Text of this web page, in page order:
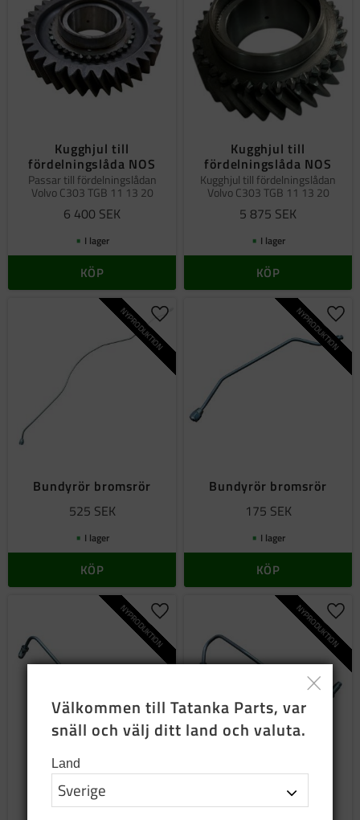
Kugghjul till
fördelningslåda NOS
Passar till fördelningslådan
Volvo C303 TGB 11 13 20
6 400 SEK
I lager
KÖP
Kugghjul till
fördelningslåda NOS
Kugghjul till fördelningslådan
Volvo C303 TGB 11 13 20
5 875 SEK
I lager
KÖP
Bundyrör bromsrör
525 SEK
NYPRODUKTIONLägg till i favoriter
I lager
KÖP
Bundyrör bromsrör
175 SEK
NYPRODUKTION
I lager
KÖP
Bundyrör bromsrör
175SEK
NYPRODUKTIONLägg till i favoriter
175SEK
NYPRODUKTION
Välkommen till Tatanka Parts, var
snäll och välj ditt land och valuta.
Land